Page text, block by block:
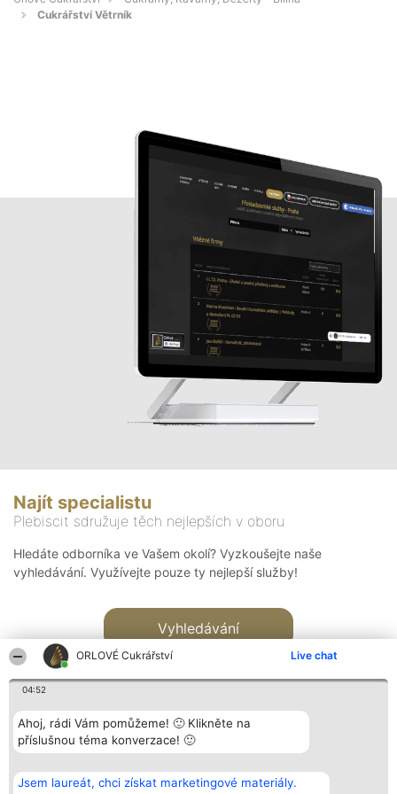
ORLOVÉ Cukrářství Live chat
04:52
Ahoj, rádi Vám pomůžeme! 🙂 Klikněte na
příslušnou téma konverzace! 🙂
Jsem laureát, chci získat marketingové materiály.
Cukrářství Větrník
Najít specialistu
Plebiscit sdružuje těch nejlepších v oboru
Hledáte odborníka ve Vašem okolí? Vyzkoušejte naše
vyhledávání. Využívejte pouze ty nejlepší služby!
Vyhledávání
Bright Side Solutions sp. z o.
o. sp. k.
Vítězové
Seznam všech
Kontakt